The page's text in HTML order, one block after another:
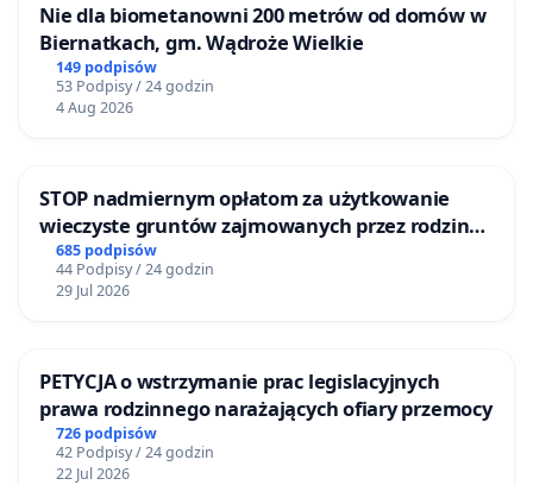
Nie dla biometanowni 200 metrów od domów w
Biernatkach, gm. Wądroże Wielkie
149 podpisów
53 Podpisy / 24 godzin
4 Aug 2026
STOP nadmiernym opłatom za użytkowanie
wieczyste gruntów zajmowanych przez rodzinne
ogrody działkowe.
685 podpisów
44 Podpisy / 24 godzin
29 Jul 2026
PETYCJA o wstrzymanie prac legislacyjnych
prawa rodzinnego narażających ofiary przemocy
726 podpisów
42 Podpisy / 24 godzin
22 Jul 2026